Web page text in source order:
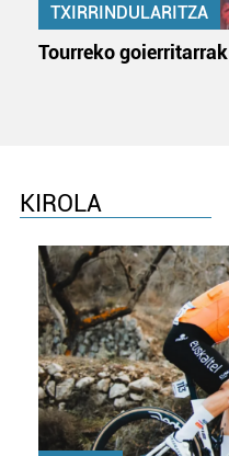
TXIRRINDULARITZA
Tourreko goierritarrak
KIROLA